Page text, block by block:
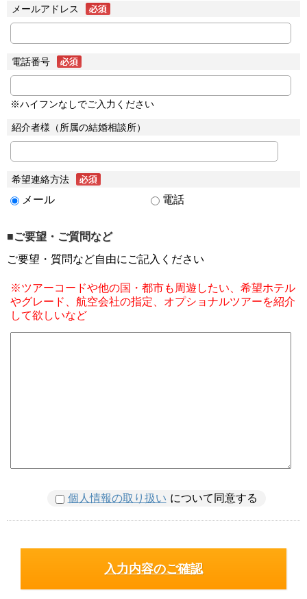
メールアドレス
電話番号
※ハイフンなしでご入力ください
紹介者様（所属の結婚相談所）
希望連絡方法
メール 電話
■ご要望・ご質問など
ご要望・質問など自由にご記入ください
※ツアーコードや他の国・都市も周遊したい、希望ホテル
やグレード、航空会社の指定、オプショナルツアーを紹介
して欲しいなど
個人情報の取り扱い について同意する